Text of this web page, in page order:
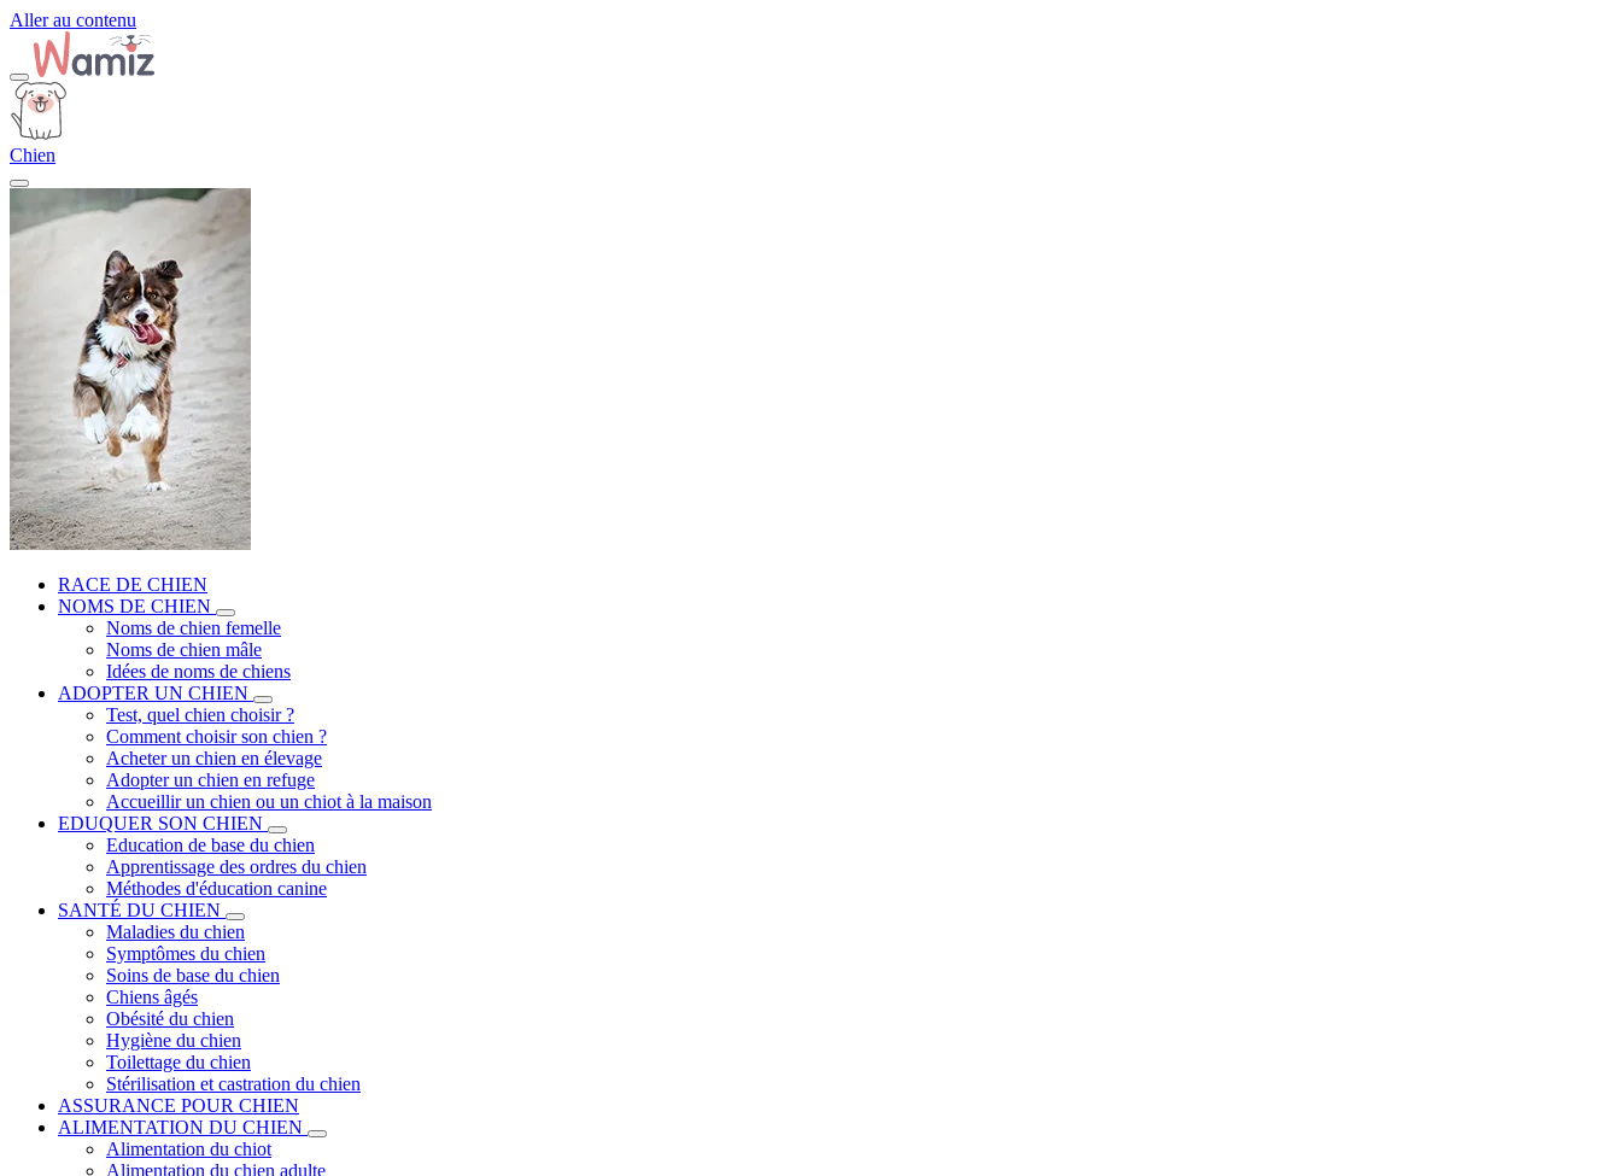
Aller au contenu
Chien
RACE DE CHIEN
NOMS DE CHIEN
Noms de chien femelle
Noms de chien mâle
Idées de noms de chiens
ADOPTER UN CHIEN
Test, quel chien choisir ?
Comment choisir son chien ?
Acheter un chien en élevage
Adopter un chien en refuge
Accueillir un chien ou un chiot à la maison
EDUQUER SON CHIEN
Education de base du chien
Apprentissage des ordres du chien
Méthodes d'éducation canine
SANTÉ DU CHIEN
Maladies du chien
Symptômes du chien
Soins de base du chien
Chiens âgés
Obésité du chien
Hygiène du chien
Toilettage du chien
Stérilisation et castration du chien
ASSURANCE POUR CHIEN
ALIMENTATION DU CHIEN
Alimentation du chiot
Alimentation du chien adulte